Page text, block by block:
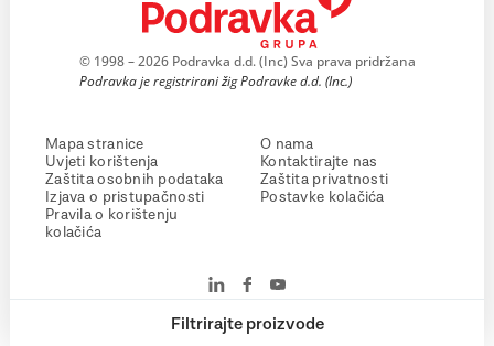
Filtrirajte proizvode
© 1998 – 2026 Podravka d.d. (Inc) Sva prava pridržana
Podravka je registrirani žig Podravke d.d. (Inc.)
Mapa stranice
Uvjeti korištenja
Zaštita osobnih podataka
Izjava o pristupačnosti
Pravila o korištenju
kolačića
O nama
Kontaktirajte nas
Zaštita privatnosti
Postavke kolačića